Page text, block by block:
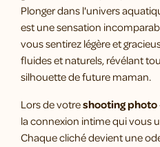
Plonger dans l'univers
est une sensation
vous sentirez légère et
fluides et naturels, révélant
silhouette de future maman.
Lors de votreshooting
la connexion intime qui vous
Chaque cliché devient une